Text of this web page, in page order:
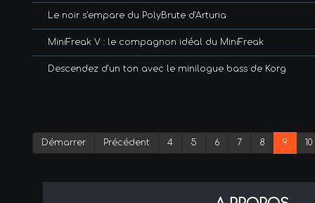
Le noir s'empare du PolyBrute d'Arturia
MiniFreak V : le compagnon idéal du MiniFreak
Descendez d'un ton avec le minilogue bass de Korg
Démarrer Précédent 4 5 6 7 8 9 10